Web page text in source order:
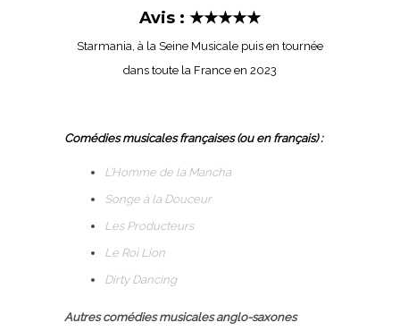
Avis : ★★★★★
Starmania, à la Seine Musicale puis en tournée
dans toute la France en 2023
Comédies musicales françaises (ou en français) :
L’Homme de la Mancha
Songe à la Douceur
Les Producteurs
Le Roi Lion
Dirty Dancing
Autres comédies musicales anglo-saxones